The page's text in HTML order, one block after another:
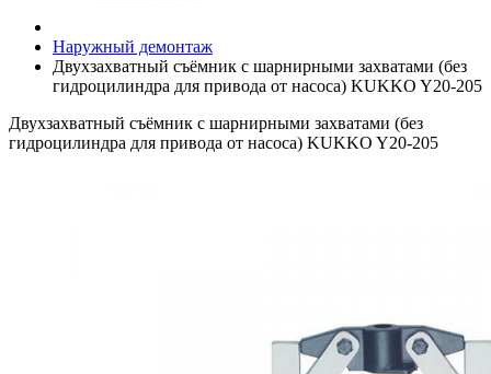
Наружный демонтаж
Двухзахватный съёмник с шарнирными захватами (без
гидроцилиндра для привода от насоса) KUKKO Y20-205
Двухзахватный съёмник с шарнирными захватами (без
гидроцилиндра для привода от насоса) KUKKO Y20-205